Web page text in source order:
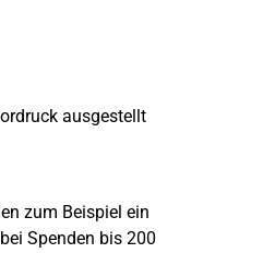
ausgestellt
zum Beispiel ein
Spenden bis 200